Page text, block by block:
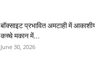
बॉक्साइट प्रभावित अमटाही में
कच्चे मकान में...
June 30, 2026